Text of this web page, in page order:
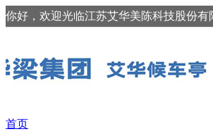
你好，欢迎光临江苏艾华美陈科技股份有
首页